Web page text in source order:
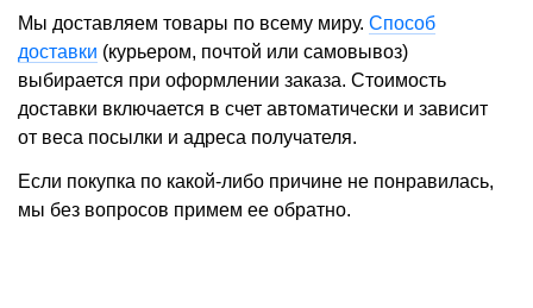
Мы доставляем товары по всему миру. Способ
доставки (курьером, почтой или самовывоз)
выбирается при оформлении заказа. Стоимость
доставки включается в счет автоматически и зависит
от веса посылки и адреса получателя.
Если покупка по какой-либо причине не понравилась,
мы без вопросов примем ее обратно.